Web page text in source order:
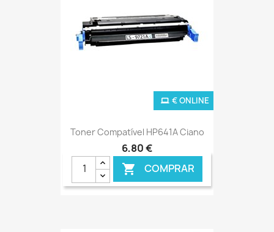
Toner Compatível HP641A Ciano
6,80 €
 COMPRAR
€ ONLINE